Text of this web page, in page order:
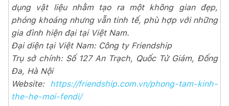
dụng vật liệu nhằm tạo ra một không gian đẹp,
phóng khoáng nhưng vẫn tinh tế, phù hợp với những
gia đình hiện đại tại Việt Nam.
Đại diện tại Việt Nam: Công ty Friendship
Trụ sở chính: Số 127 An Trạch, Quốc Tử Giám, Đống
Đa, Hà Nội
Website: https://friendship.com.vn/phong-tam-kinh-
the-he-moi-fendi/